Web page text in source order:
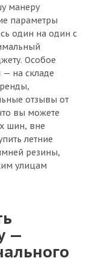
манеру
параметры
один на один с
Особое
— на складе
отзывы от
вы можете
шин, вне
летние
резины,
улицам
—